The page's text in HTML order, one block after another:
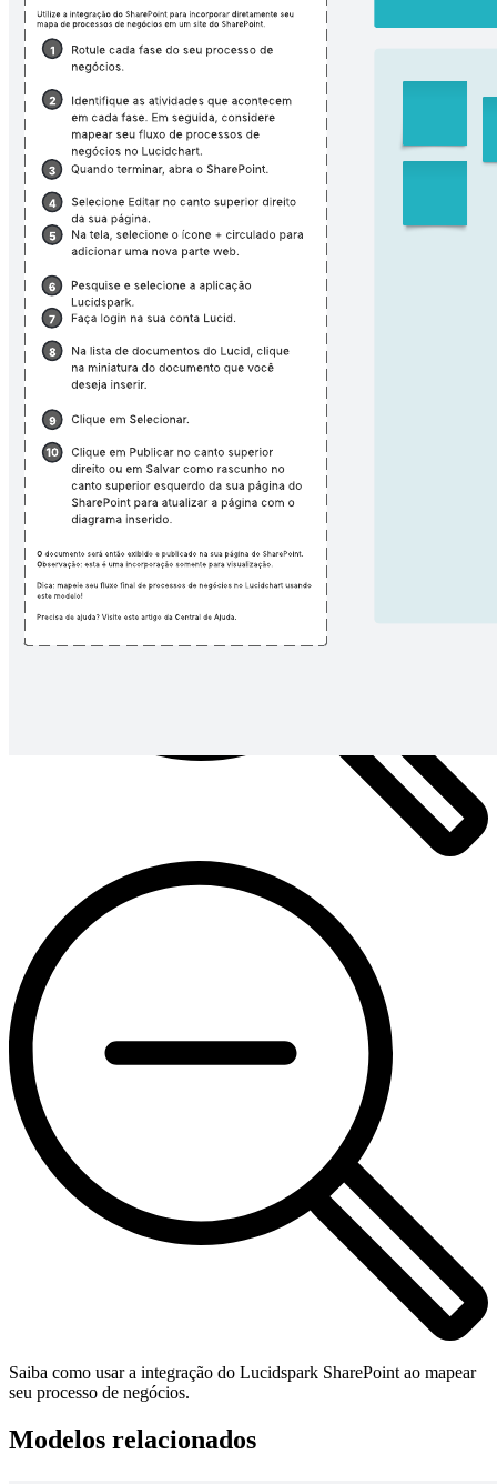
Saiba como usar a integração do Lucidspark SharePoint ao mapear
seu processo de negócios.
Modelos relacionados